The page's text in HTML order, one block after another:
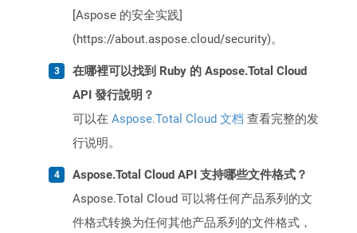
[Aspose 的安全实践]
(https://about.aspose.cloud/security)。
在哪裡可以找到 Ruby 的 Aspose.Total Cloud
API 發行說明？
可以在 Aspose.Total Cloud 文档 查看完整的发
行说明。
Aspose.Total Cloud API 支持哪些文件格式？
Aspose.Total Cloud 可以将任何产品系列的文
件格式转换为任何其他产品系列的文件格式，